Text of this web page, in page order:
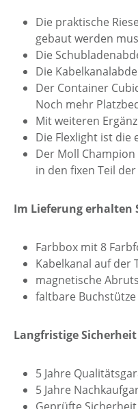
Die praktische
gebaut werden
Die
Die
Der Container
Noch mehr
Mit weiteren
Die Flexlight ist die
Der Moll
in den fixen Teil
Im Lieferung erhalten
Farbbox mit 8
Kabelkanal auf der
magnetische
faltbare Buchstütze
Langfristige
5 Jahre
5 Jahre
Geprüfte Sicherheit